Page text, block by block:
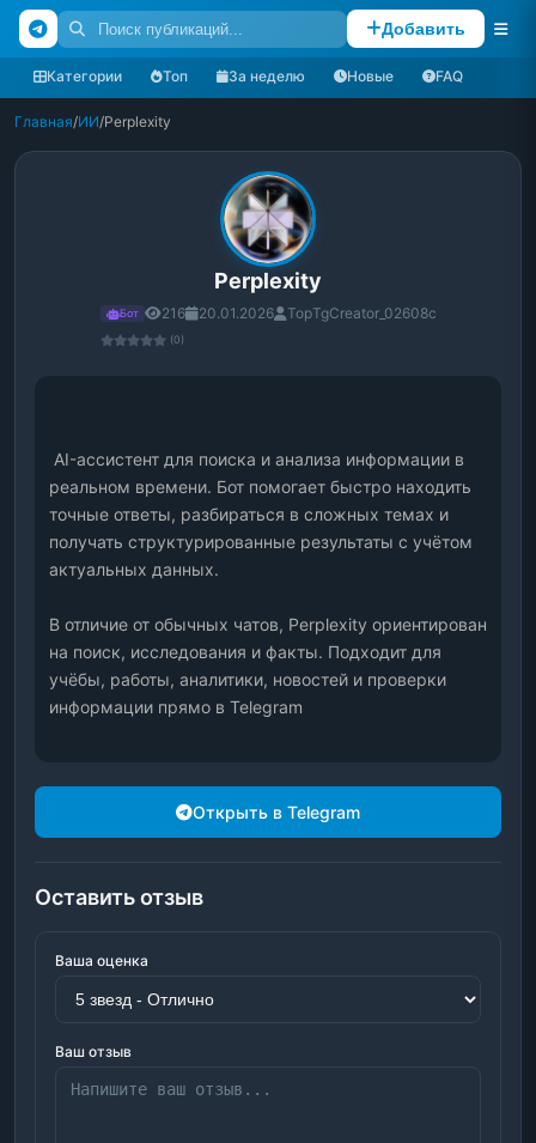
Добавить
Категории Топ За неделю Новые FAQ
Главная/ИИ/Perplexity
Perplexity
Бот 216 20.01.2026 TopTgCreator_02608c
(0)
реальном времени. Бот помогает быстро находить
точные ответы, разбираться в сложных темах и
получать структурированные результаты с учётом
актуальных данных.
В отличие от обычных чатов, Perplexity ориентирован
на поиск, исследования и факты. Подходит для
учёбы, работы, аналитики, новостей и проверки
информации прямо в Telegram
Открыть в Telegram
Оставить отзыв
Ваша оценка
Ваш отзыв